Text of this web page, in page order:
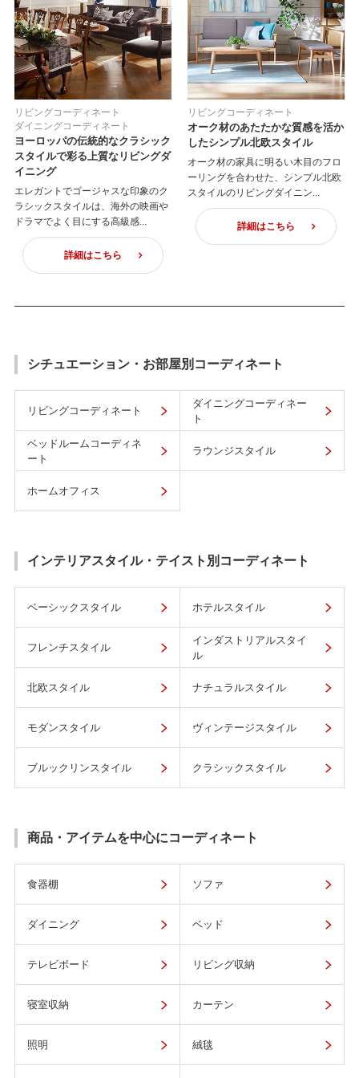
リビングコーディネート
ダイニングコーディネート
ヨーロッパの伝統的なクラシック
スタイルで彩る上質なリビングダ
イニング
エレガントでゴージャスな印象のク
ラシックスタイルは、海外の映画や
ドラマでよく目にする高級感...
詳細はこちら
リビングコーディネート
オーク材のあたたかな質感を活か
したシンプル北欧スタイル
オーク材の家具に明るい木目のフロ
ーリングを合わせた、シンプル北欧
スタイルのリビングダイニン...
詳細はこちら
シチュエーション・お部屋別コーディネート
リビングコーディネート
ダイニングコーディネー
ト
ベッドルームコーディネ
ート
ラウンジスタイル
ホームオフィス
インテリアスタイル・テイスト別コーディネート
ベーシックスタイル ホテルスタイル
フレンチスタイル
インダストリアルスタイ
ル
北欧スタイル ナチュラルスタイル
モダンスタイル ヴィンテージスタイル
ブルックリンスタイル クラシックスタイル
商品・アイテムを中心にコーディネート
食器棚 ソファ
ダイニング ベッド
テレビボード リビング収納
寝室収納 カーテン
照明 絨毯